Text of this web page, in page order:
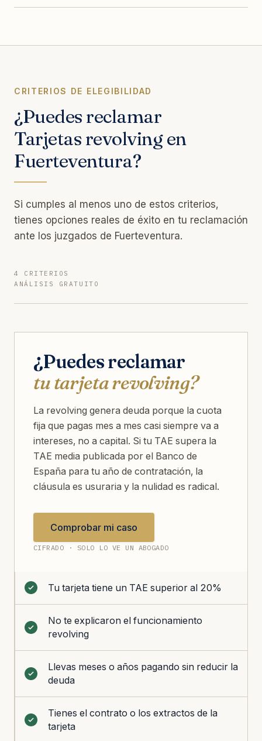
CRITERIOS DE ELEGIBILIDAD
¿Puedes reclamar
Tarjetas revolving en
Fuerteventura?
Si cumples al menos uno de estos criterios,
tienes opciones reales de éxito en tu reclamación
ante los juzgados de Fuerteventura.
4 CRITERIOS
ANÁLISIS GRATUITO
¿Puedes reclamar
tu tarjeta revolving?
La revolving genera deuda porque la cuota
fija que pagas mes a mes casi siempre va a
intereses, no a capital. Si tu TAE supera la
TAE media publicada por el Banco de
España para tu año de contratación, la
cláusula es usuraria y la nulidad es radical.
Comprobar mi caso
CIFRADO · SOLO LO VE UN ABOGADO
Tu tarjeta tiene un TAE superior al 20%
No te explicaron el funcionamiento
revolving
Llevas meses o años pagando sin reducir la
deuda
Tienes el contrato o los extractos de la
tarjeta